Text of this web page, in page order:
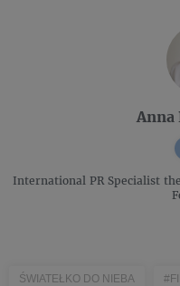
Anna
International PR Specialist
ŚWIATEŁKO DO NIEBA